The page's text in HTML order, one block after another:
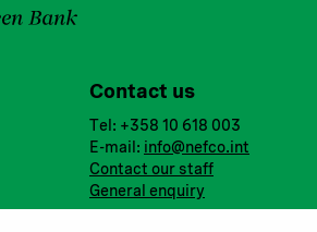
Contact us
Tel: +358 10 618 003
E-mail: info@nefco.int
Contact our staff
General enquiry